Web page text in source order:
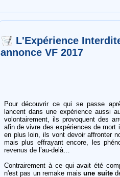
L'Expérience
annonce VF 2017
Pour découvrir ce qui se passe
lancent dans une expérience aussi
volontairement, ils provoquent des
afin de vivre des expériences de
en plus loin, ils vont devoir affronter
mais plus effrayant encore, les
revenus de l’au-delà…
Contrairement à ce qui avait été
n'est pas un remake maisune suite